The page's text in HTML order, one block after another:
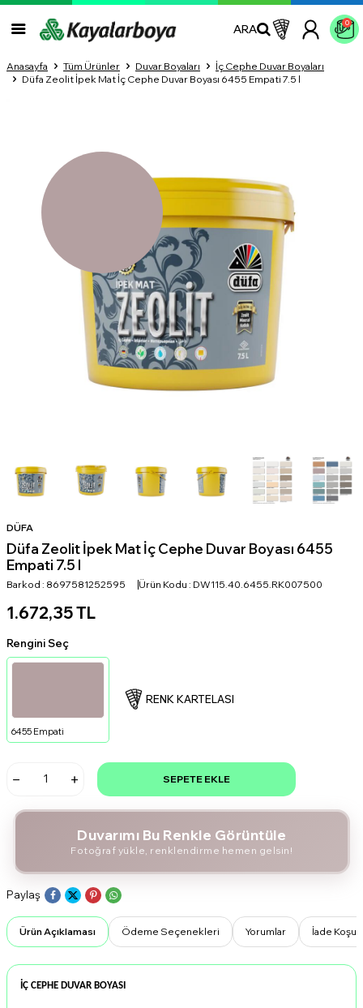
ARA 0
Anasayfa Tüm Ürünler Duvar Boyaları
İç Cephe Duvar Boyaları
Düfa Zeolit İpek Mat İç Cephe Duvar Boyası 6455 Empati 7.5 l
DÜFA
Düfa Zeolit İpek Mat İç Cephe Duvar Boyası 6455
Empati 7.5 l
Barkod : 8697581252595 Ürün Kodu : DW115.40.6455.RK007500
1.672,35TL
Rengini Seç
6455 Empati
RENK KARTELASI
SEPETE EKLE
Duvarımı Bu Renkle Görüntüle
Fotoğraf yükle, renklendirme hemen gelsin!
Paylaş
Ürün Açıklaması Ödeme Seçenekleri Yorumlar İade
İÇ CEPHE DUVAR BOYASI